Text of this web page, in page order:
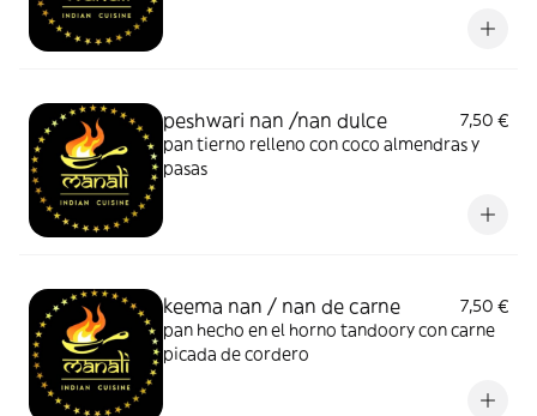
peshwari nan /nan dulce
7,50 €
pan tierno relleno con coco almendras y
pasas
keema nan / nan de carne
7,50 €
pan hecho en el horno tandoory con carne
picada de cordero